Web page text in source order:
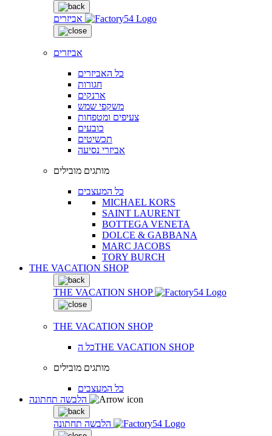
אביזרים
אביזרים
כל האביזרים
חגורות
ארנקים
משקפי שמש
צעיפים ומטפחות
כובעים
תכשיטים
אביזרי נסיעה
מותגים מובילים
כל המעצבים
MICHAEL KORS
SAINT LAURENT
BOTTEGA VENETA
DOLCE & GABBANA
MARC JACOBS
TORY BURCH
THE VACATION SHOP
THE VACATION SHOP
THE VACATION SHOP
כל הTHE VACATION SHOP
מותגים מובילים
כל המעצבים
הלבשה תחתונה